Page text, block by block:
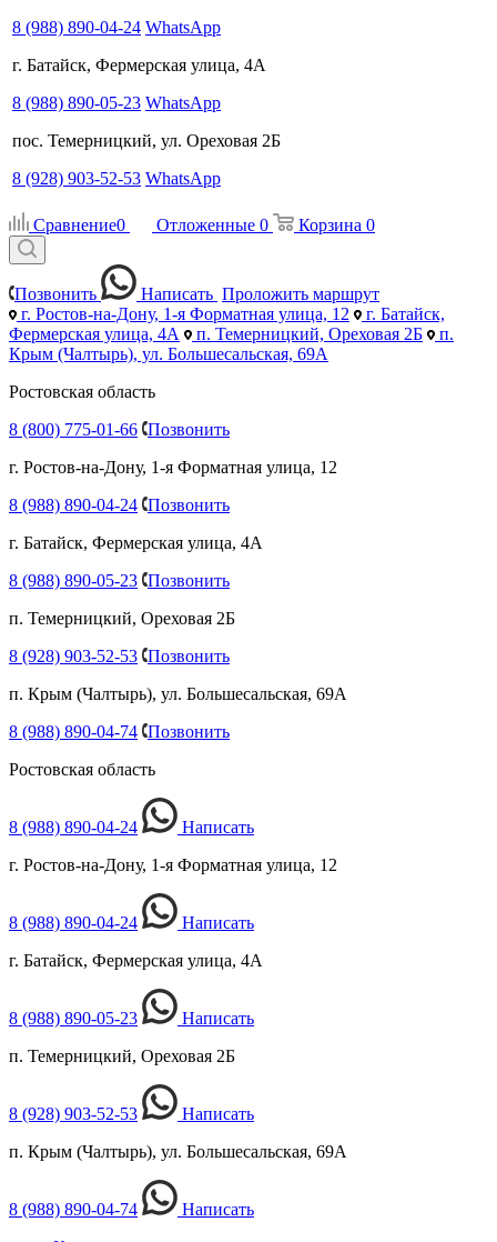
8 (988) 890-04-24 WhatsApp
г. Батайск, Фермерская улица, 4А
8 (988) 890-05-23 WhatsApp
пос. Темерницкий, ул. Ореховая 2Б
8 (928) 903-52-53 WhatsApp
Сравнение0 Отложенные 0 Корзина 0
Позвонить Написать Проложить маршрут
г. Ростов-на-Дону, 1-я Форматная улица, 12
г. Батайск,
Фермерская улица, 4А
п. Темерницкий, Ореховая 2Б
п.
Крым (Чалтырь), ул. Большесальская, 69А
Ростовская область
8 (800) 775-01-66 Позвонить
г. Ростов-на-Дону, 1-я Форматная улица, 12
8 (988) 890-04-24 Позвонить
г. Батайск, Фермерская улица, 4А
8 (988) 890-05-23 Позвонить
п. Темерницкий, Ореховая 2Б
8 (928) 903-52-53 Позвонить
п. Крым (Чалтырь), ул. Большесальская, 69А
8 (988) 890-04-74 Позвонить
Ростовская область
8 (988) 890-04-24
Написать
г. Ростов-на-Дону, 1-я Форматная улица, 12
8 (988) 890-04-24
Написать
г. Батайск, Фермерская улица, 4А
8 (988) 890-05-23
Написать
п. Темерницкий, Ореховая 2Б
8 (928) 903-52-53
Написать
п. Крым (Чалтырь), ул. Большесальская, 69А
8 (988) 890-04-74
Написать